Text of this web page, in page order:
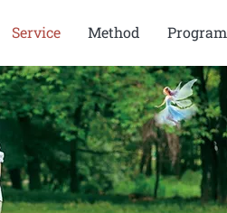
Service Method Program